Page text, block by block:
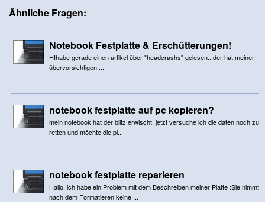
Ähnliche Fragen:
Notebook Festplatte & Erschütterungen!
HIhabe gerade einen artikel über "headcrashs" gelesen...der hat meiner
übervorsichtigen ...
notebook festplatte auf pc kopieren?
mein notebook hat der blitz erwischt. jetzt versuche ich die daten noch zu
retten und möchte die pl...
notebook festplatte reparieren
Hallo, ich habe ein Problem mit dem Beschreiben meiner Platte :Sie nimmt
nach dem Formatieren keine ...